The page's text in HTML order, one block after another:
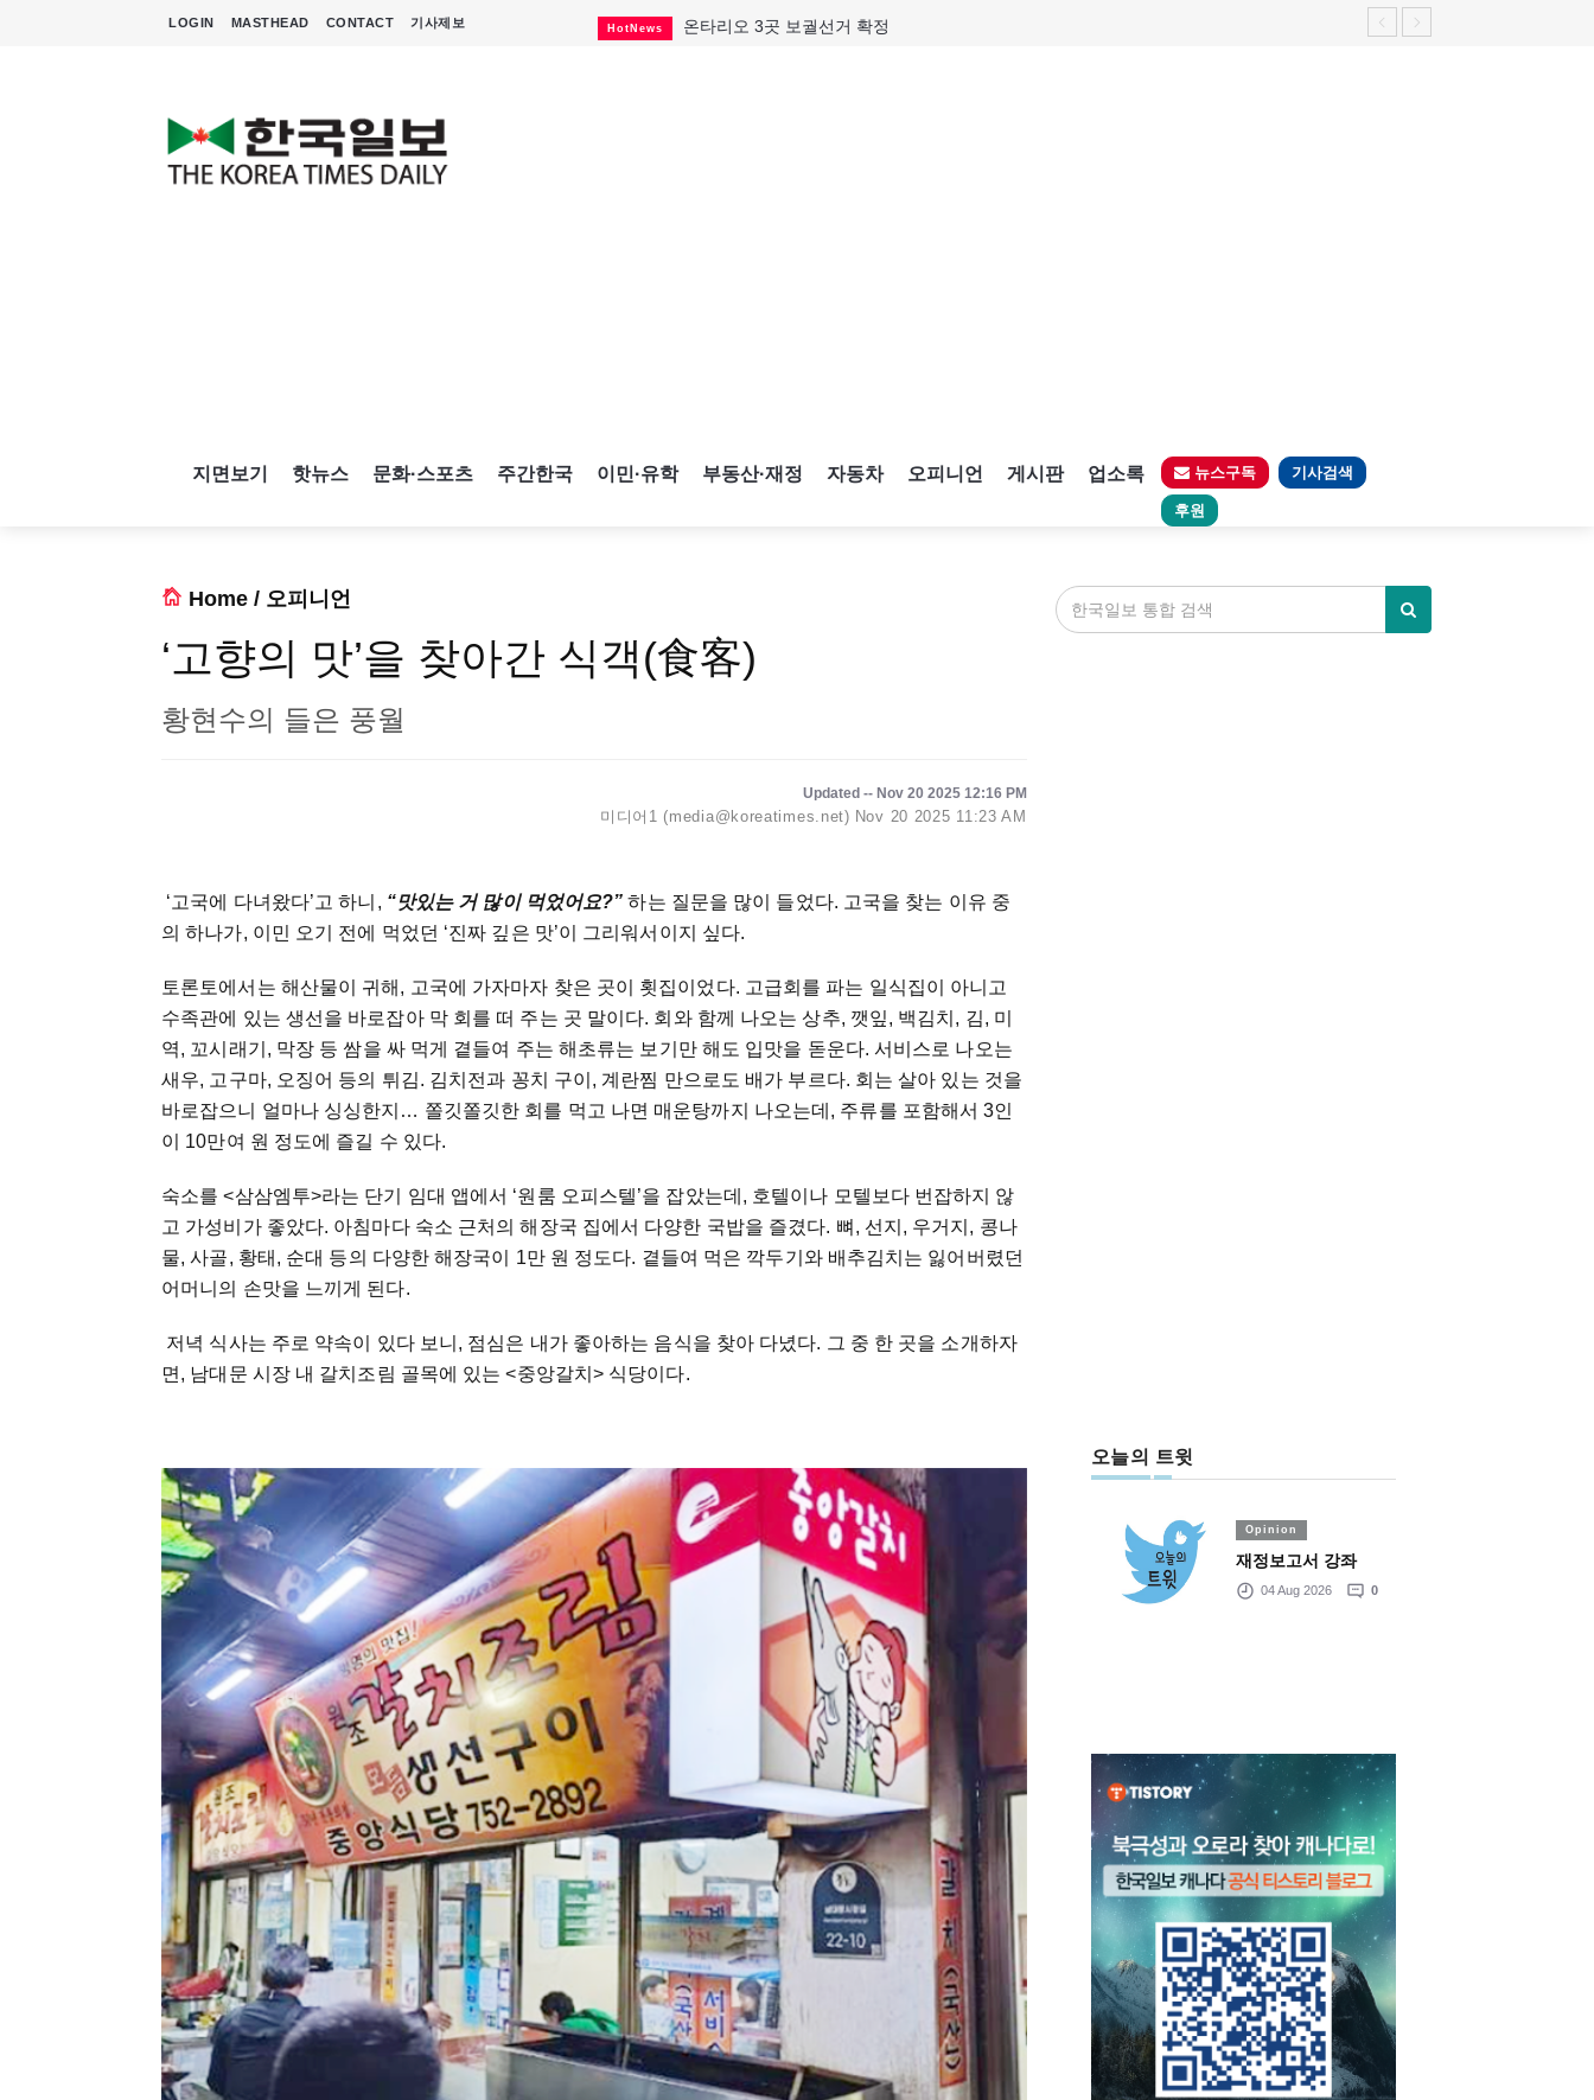
LOGIN MASTHEAD CONTACT 기사제보 HotNews 온타리오 3곳 보궐선거 확정
지면보기 핫뉴스 문화·스포츠 주간한국 이민·유학 부동산·재정 자동차 오피니언 게시판 업소록 뉴스구독 기사검색
후원
Home / 오피니언
‘고향의 맛’을 찾아간 식객(食客)
황현수의 들은 풍월
Updated -- Nov 20 2025 12:16 PM
미디어1 (media@koreatimes.net) Nov 20 2025 11:23 AM
‘고국에 다녀왔다’고 하니, “맛있는 거 많이 먹었어요?” 하는 질문을 많이 들었다. 고국을 찾는 이유 중
의 하나가, 이민 오기 전에 먹었던 ‘진짜 깊은 맛’이 그리워서이지 싶다.
토론토에서는 해산물이 귀해, 고국에 가자마자 찾은 곳이 횟집이었다. 고급회를 파는 일식집이 아니고
수족관에 있는 생선을 바로잡아 막 회를 떠 주는 곳 말이다. 회와 함께 나오는 상추, 깻잎, 백김치, 김, 미
역, 꼬시래기, 막장 등 쌈을 싸 먹게 곁들여 주는 해초류는 보기만 해도 입맛을 돋운다. 서비스로 나오는
새우, 고구마, 오징어 등의 튀김. 김치전과 꽁치 구이, 계란찜 만으로도 배가 부르다. 회는 살아 있는 것을
바로잡으니 얼마나 싱싱한지… 쫄깃쫄깃한 회를 먹고 나면 매운탕까지 나오는데, 주류를 포함해서 3인
이 10만여 원 정도에 즐길 수 있다.
숙소를 <삼삼엠투>라는 단기 임대 앱에서 ‘원룸 오피스텔’을 잡았는데, 호텔이나 모텔보다 번잡하지 않
고 가성비가 좋았다. 아침마다 숙소 근처의 해장국 집에서 다양한 국밥을 즐겼다. 뼈, 선지, 우거지, 콩나
물, 사골, 황태, 순대 등의 다양한 해장국이 1만 원 정도다. 곁들여 먹은 깍두기와 배추김치는 잃어버렸던
어머니의 손맛을 느끼게 된다.
저녁 식사는 주로 약속이 있다 보니, 점심은 내가 좋아하는 음식을 찾아 다녔다. 그 중 한 곳을 소개하자
면, 남대문 시장 내 갈치조림 골목에 있는 <중앙갈치> 식당이다.
오늘의 트윗
Opinion
재정보고서 강좌
04 Aug 2026 0